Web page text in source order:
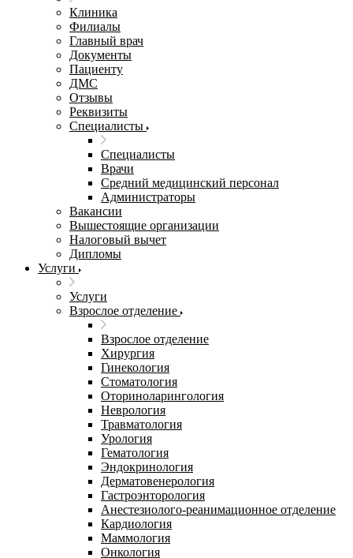
Клиника
Филиалы
Главный врач
Документы
Пациенту
ДМС
Отзывы
Реквизиты
Специалисты
Специалисты
Врачи
Средний медицинский персонал
Администраторы
Вакансии
Вышестоящие организации
Налоговый вычет
Дипломы
Услуги
Услуги
Взрослое отделение
Взрослое отделение
Хирургия
Гинекология
Стоматология
Оториноларингология
Неврология
Травматология
Урология
Гематология
Эндокринология
Дерматовенерология
Гастроэнторология
Анестезиолого-реанимационное отделение
Кардиология
Маммология
Онкология